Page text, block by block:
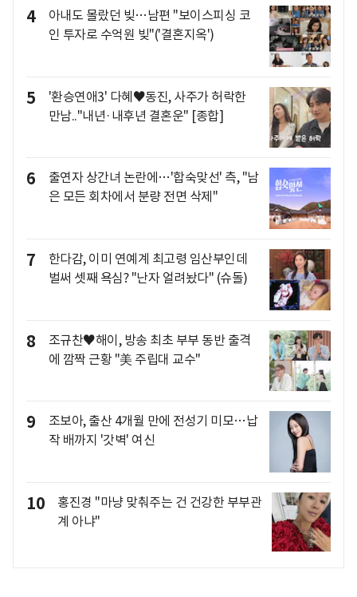
4
아내도 몰랐던 빚…남편 "보이스피싱 코
인 투자로 수억원 빚"('결혼지옥')
5
'환승연애3' 다혜♥동진, 사주가 허락한
만남.."내년·내후년 결혼운" [종합]
6
출연자 상간녀 논란에…'합숙맞선' 측, "남
은 모든 회차에서 분량 전면 삭제"
7
한다감, 이미 연예계 최고령 임산부인데
벌써 셋째 욕심? "난자 얼려놨다" (슈돌)
8
조규찬♥해이, 방송 최초 부부 동반 출격
에 깜짝 근황 "美 주립대 교수"
9
조보아, 출산 4개월 만에 전성기 미모…납
작 배까지 '갓벽' 여신
10
홍진경 "마냥 맞춰주는 건 건강한 부부관
계 아냐"